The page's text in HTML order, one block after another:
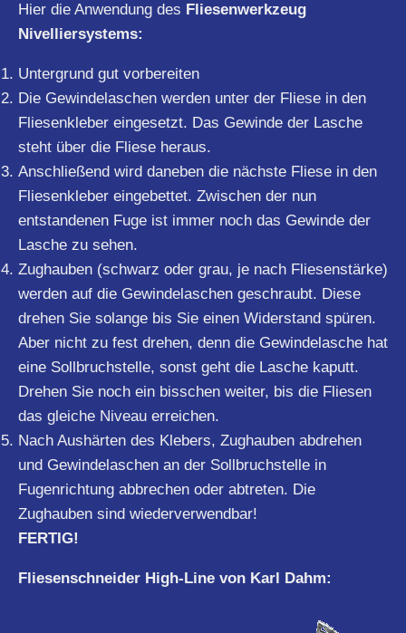
Hier die Anwendung des Fliesenwerkzeug
Nivelliersystems:
Untergrund gut vorbereiten
Die Gewindelaschen werden unter der Fliese in den
Fliesenkleber eingesetzt. Das Gewinde der Lasche
steht über die Fliese heraus.
Anschließend wird daneben die nächste Fliese in den
Fliesenkleber eingebettet. Zwischen der nun
entstandenen Fuge ist immer noch das Gewinde der
Lasche zu sehen.
Zughauben (schwarz oder grau, je nach Fliesenstärke)
werden auf die Gewindelaschen geschraubt. Diese
drehen Sie solange bis Sie einen Widerstand spüren.
Aber nicht zu fest drehen, denn die Gewindelasche hat
eine Sollbruchstelle, sonst geht die Lasche kaputt.
Drehen Sie noch ein bisschen weiter, bis die Fliesen
das gleiche Niveau erreichen.
Nach Aushärten des Klebers, Zughauben abdrehen
und Gewindelaschen an der Sollbruchstelle in
Fugenrichtung abbrechen oder abtreten. Die
Zughauben sind wiederverwendbar!
FERTIG!
Fliesenschneider High-Line von Karl Dahm: